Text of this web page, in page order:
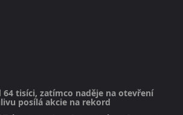
64 tisíci, zatímco naděje na otevření
posílá akcie na rekord